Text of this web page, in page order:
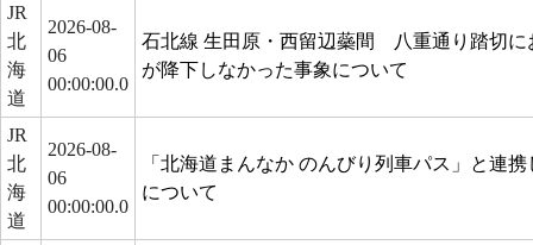
JR
北
海
道
2026-08-
06
00:00:00.0
石北線 生田原・西留辺蘂間 八重通り踏切に
が降下しなかった事象について
JR
北
海
道
2026-08-
06
00:00:00.0
「北海道まんなか のんびり列車パス」と連
について